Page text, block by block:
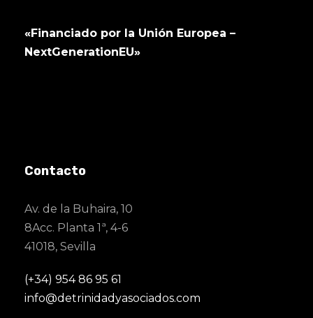
«Financiado por la Unión Europea –
NextGenerationEU»
Contacto
Av. de la Buhaira, 10
8Acc. Planta 1ª, 4-6
41018, Sevilla
(+34) 954 86 95 61
info@detrinidadyasociados.com